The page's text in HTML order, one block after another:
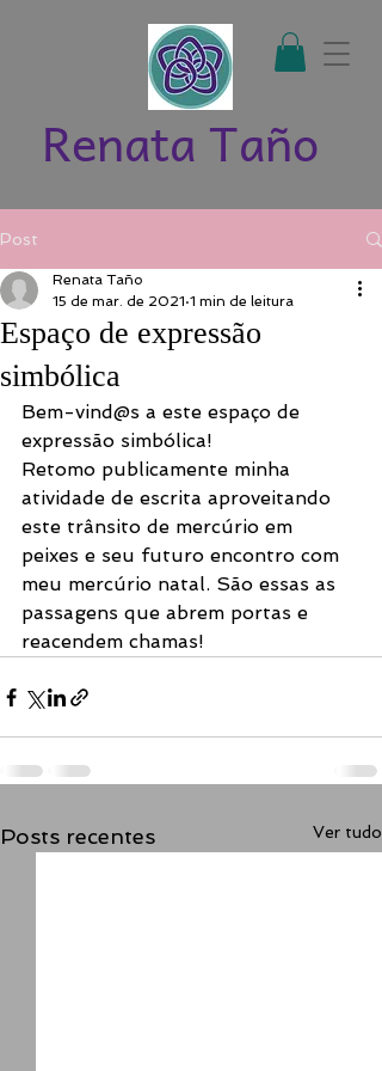
Renata Taño
Post
Espaço de expressão
simbólica
Renata Taño
15 de mar. de 2021 1 min de leitura
Bem-vind@s a este espaço de
expressão simbólica!
Retomo publicamente minha
atividade de escrita aproveitando
este trânsito de mercúrio em
peixes e seu futuro encontro com
meu mercúrio natal. São essas as
passagens que abrem portas e
reacendem chamas!
Posts recentes Ver tudo